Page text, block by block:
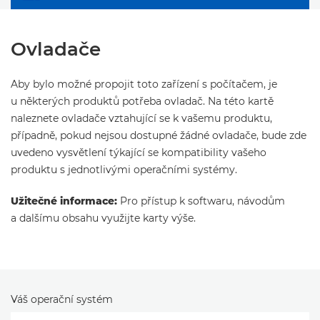
Ovladače
Aby bylo možné propojit toto zařízení s počítačem, je
u některých produktů potřeba ovladač. Na této kartě
naleznete ovladače vztahující se k vašemu produktu,
případně, pokud nejsou dostupné žádné ovladače, bude zde
uvedeno vysvětlení týkající se kompatibility vašeho
produktu s jednotlivými operačními systémy.
Užitečné informace: Pro přístup k softwaru, návodům
a dalšímu obsahu využijte karty výše.
Váš operační systém